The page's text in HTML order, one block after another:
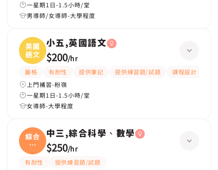
一星期1日-1.5小時/堂
男導師/女導師-大學程度
英國
語文
小五,英國語文
$200/hr
嚴格 有耐性 提供筆記 提供練習題/試題 課程設計
上門補習-粉嶺
一星期1日-1.5小時/堂
女導師-大學程度
綜合
科
學、
中三,綜合科學、數學
$250/hr
有耐性
提供練習題/試題